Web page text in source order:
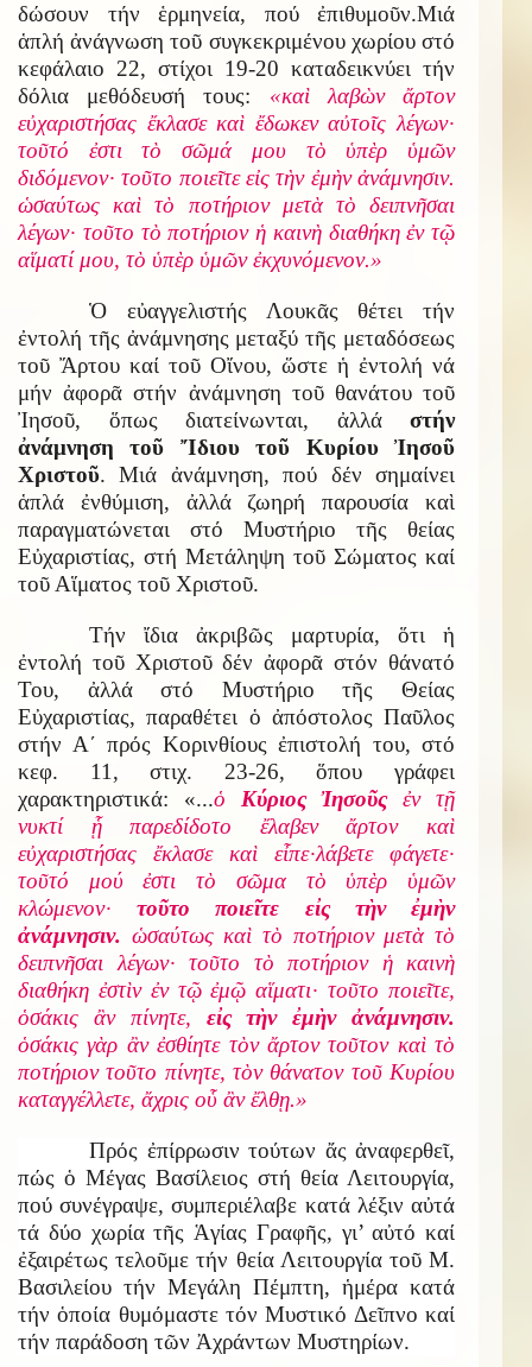
δώσουν τήν ἑρμηνεία, πού ἐπιθυμοῦν.Μιά
ἁπλή ἀνάγνωση τοῦ συγκεκριμένου χωρίου στό
κεφάλαιο 22, στίχοι 19-20 καταδεικνύει τήν
δόλια μεθόδευσή τους: «καὶ λαβὼν ἄρτον
εὐχαριστήσας ἔκλασε καὶ ἔδωκεν αὐτοῖς λέγων·
τοῦτό ἐστι τὸ σῶμά μου τὸ ὑπὲρ ὑμῶν
διδόμενον· τοῦτο ποιεῖτε εἰς τὴν ἐμὴν ἀνάμνησιν.
ὡσαύτως καὶ τὸ ποτήριον μετὰ τὸ δειπνῆσαι
λέγων· τοῦτο τὸ ποτήριον ἡ καινὴ διαθήκη ἐν τῷ
αἵματί μου, τὸ ὑπὲρ ὑμῶν ἐκχυνόμενον.»
Ὁ εὐαγγελιστής Λουκᾶς θέτει τήν
ἐντολή τῆς ἀνάμνησης μεταξύ τῆς μεταδόσεως
τοῦ Ἄρτου καί τοῦ Οἴνου, ὥστε ἡ ἐντολή νά
μήν ἀφορᾶ στήν ἀνάμνηση τοῦ θανάτου τοῦ
Ἰησοῦ, ὅπως διατείνωνται, ἀλλά στήν
ἀνάμνηση τοῦ Ἴδιου τοῦ Κυρίου Ἰησοῦ
Χριστοῦ. Μιά ἀνάμνηση, πού δέν σημαίνει
ἁπλά ἐνθύμιση, ἀλλά ζωηρή παρουσία καὶ
παραγματώνεται στό Μυστήριο τῆς θείας
Εὐχαριστίας, στή Μετάληψη τοῦ Σώματος καί
τοῦ Αἵματος τοῦ Χριστοῦ.
Τήν ἴδια ἀκριβῶς μαρτυρία, ὅτι ἡ
ἐντολή τοῦ Χριστοῦ δέν ἀφορᾶ στόν θάνατό
Του, ἀλλά στό Μυστήριο τῆς Θείας
Εὐχαριστίας, παραθέτει ὁ ἀπόστολος Παῦλος
στήν Α΄ πρός Κορινθίους ἐπιστολή του, στό
κεφ. 11, στιχ. 23-26, ὅπου γράφει
χαρακτηριστικά: «...ὁ Κύριος Ἰησοῦςἐν τῇ
νυκτί ᾗ παρεδίδοτο ἔλαβεν ἄρτον καὶ
εὐχαριστήσας ἔκλασε καὶ εἶπε·λάβετε φάγετε·
τοῦτό μού ἐστι τὸ σῶμα τὸ ὑπὲρ ὑμῶν
κλώμενον·τοῦτο ποιεῖτε εἰς τὴν ἐμὴν
ἀνάμνησιν. ὡσαύτως καὶ τὸ ποτήριον μετὰ τὸ
δειπνῆσαι λέγων· τοῦτο τὸ ποτήριον ἡ καινὴ
διαθήκη ἐστὶν ἐν τῷ ἐμῷ αἵματι· τοῦτο ποιεῖτε,
ὁσάκις ἂν πίνητε, εἰς τὴν ἐμὴν ἀνάμνησιν.
ὁσάκις γὰρ ἂν ἐσθίητε τὸν ἄρτον τοῦτον καὶ τὸ
ποτήριον τοῦτο πίνητε, τὸν θάνατον τοῦ Κυρίου
καταγγέλλετε, ἄχρις οὗ ἂν ἔλθῃ.»
Πρός ἐπίρρωσιν τούτων ἄς ἀναφερθεῖ,
πώς ὁ Μέγας Βασίλειος στή θεία Λειτουργία,
πού συνέγραψε, συμπεριέλαβε κατά λέξιν αὐτά
τά δύο χωρία τῆς Ἁγίας Γραφῆς, γι’ αὐτό καί
ἐξαιρέτως τελοῦμε τήν θεία Λειτουργία τοῦ Μ.
Βασιλείου τήν Μεγάλη Πέμπτη, ἡμέρα κατά
τήν ὁποία θυμόμαστε τόν Μυστικό Δεῖπνο καί
τήν παράδοση τῶν Ἀχράντων Μυστηρίων.